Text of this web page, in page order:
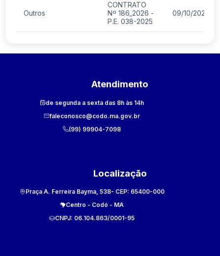
Outros
CONTRATO
Nº 186_2026 -
P.E. 038-2025
09/10/2025
Atendimento
de segunda a sexta das 8h às 14h
faleconosco@codo.ma.gov.br
(99) 99904-7098
Localização
Praça A. Ferreira Bayma, 538- CEP: 65400-000
Centro - Codó - MA
CNPJ: 06.104.863/0001-95